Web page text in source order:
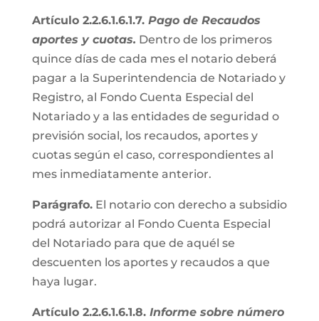
Artículo 2.2.6.1.6.1.7. Pago de Recaudos
aportes y cuotas. Dentro de los primeros
quince días de cada mes el notario deberá
pagar a la Superintendencia de Notariado y
Registro, al Fondo Cuenta Especial del
Notariado y a las entidades de seguridad o
previsión social, los recaudos, aportes y
cuotas según el caso, correspondientes al
mes inmediatamente anterior.
Parágrafo.El notario con derecho a subsidio
podrá autorizar al Fondo Cuenta Especial
del Notariado para que de aquél se
descuenten los aportes y recaudos a que
haya lugar.
Artículo 2.2.6.1.6.1.8. Informe sobre número